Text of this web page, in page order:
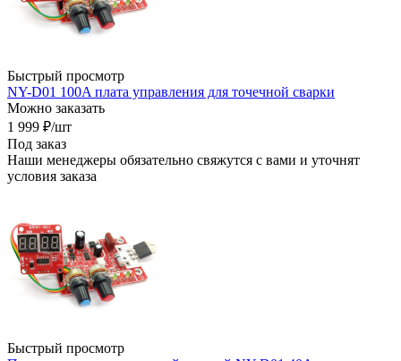
Быстрый просмотр
NY-D01 100A плата управления для точечной сварки
Можно заказать
1 999 ₽/шт
Под заказ
Наши менеджеры обязательно свяжутся с вами и уточнят
условия заказа
Быстрый просмотр